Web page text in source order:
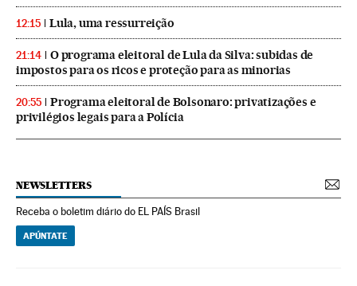
12:15 Lula, uma ressurreição
21:14
O programa eleitoral de Lula da Silva: subidas de
impostos para os ricos e proteção para as minorias
20:55
Programa eleitoral de Bolsonaro: privatizações e
privilégios legais para a Polícia
NEWSLETTERS
Receba o boletim diário do EL PAÍS Brasil
APÚNTATE